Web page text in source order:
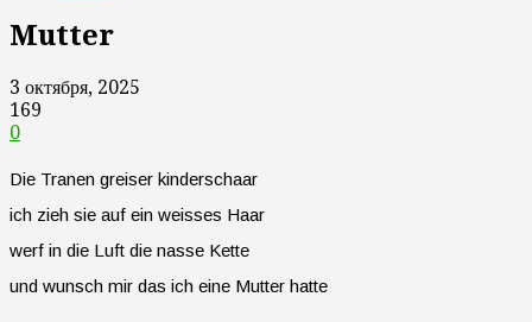
Mutter
3 октября, 2025
169
0
Die Tranen greiser kinderschaar
ich zieh sie auf ein weisses Haar
werf in die Luft die nasse Kette
und wunsch mir das ich eine Mutter hatte